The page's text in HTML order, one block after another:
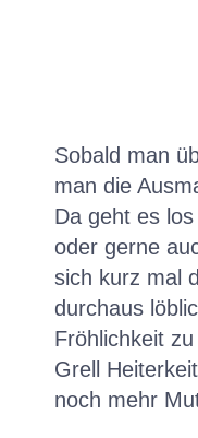
Sobald man
man die
Da geht es
oder gerne
sich kurz mal
durchaus
Fröhlichkeit
Grell
noch mehr